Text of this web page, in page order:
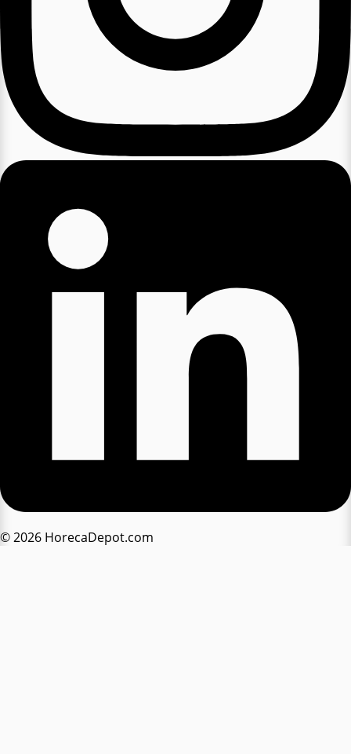
© 2026 HorecaDepot.com